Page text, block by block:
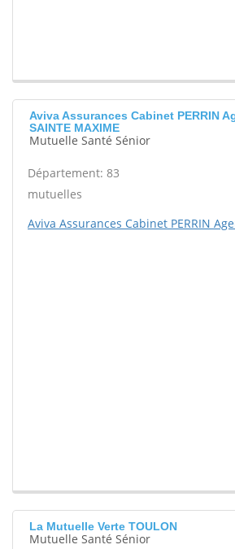
Aviva Assurances Cabinet PERRIN
SAINTE MAXIME
Mutuelle Santé Sénior
Département: 83
mutuelles
Aviva Assurances Cabinet PERRIN
La Mutuelle Verte TOULON
Mutuelle Santé Sénior